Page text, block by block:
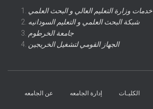
خدمات وزارة التعليم العالي و البحث العلمي
شبكة البحث العلمي و التعليم السودانيه
جامعة الخرطوم
الجهاز القومي لتشغيل الخريجين
عن الجامعه إدارة الجامعه الكليـات